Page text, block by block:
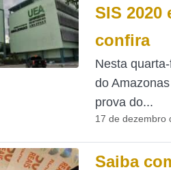
SIS 2020
confira
Nesta
do
prova do...
17 de dezembro
Saiba